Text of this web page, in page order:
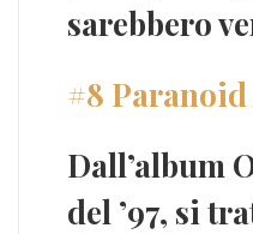
sarebbero
#8
Dall’album
del ’97, si